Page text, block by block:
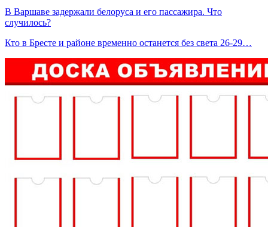
В Варшаве задержали белоруса и его пассажира. Что
случилось?
Кто в Бресте и районе временно останется без света 26-29…